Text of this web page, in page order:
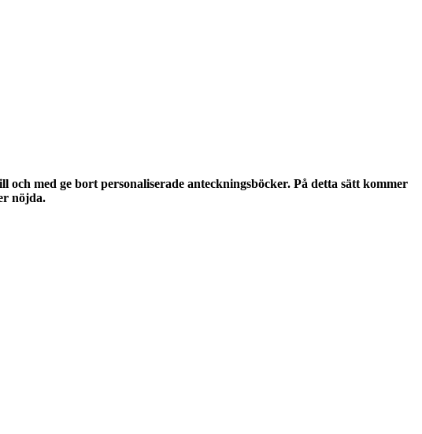
med ge bort personaliserade anteckningsböcker. På detta sätt kommer
nöjda.